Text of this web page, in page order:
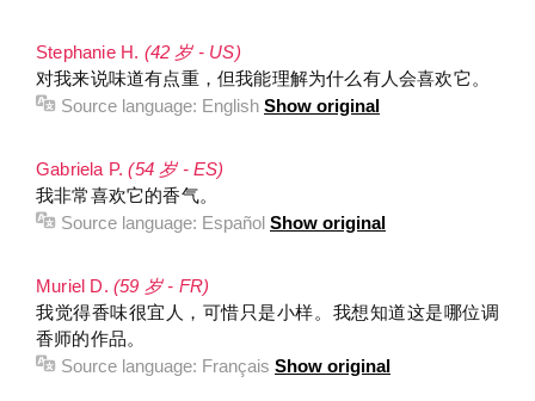
Stephanie H. (42 岁 - US)
对我来说味道有点重，但我能理解为什么有人会喜欢它。
Source language: English Show original
Gabriela P.(54 岁 - ES)
我非常喜欢它的香气。
Source language: Español Show original
Muriel D. (59 岁 - FR)
我觉得香味很宜人，可惜只是小样。我想知道这是哪位调
香师的作品。
Source language: Français Show original